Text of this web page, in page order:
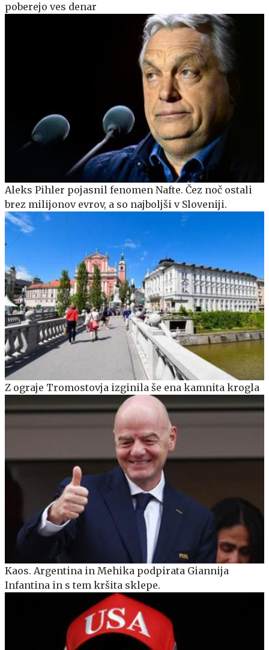
poberejo ves denar
Aleks Pihler pojasnil fenomen Nafte. Čez noč ostali
brez milijonov evrov, a so najboljši v Sloveniji.
Z ograje Tromostovja izginila še ena kamnita krogla
Kaos. Argentina in Mehika podpirata Giannija
Infantina in s tem kršita sklepe.